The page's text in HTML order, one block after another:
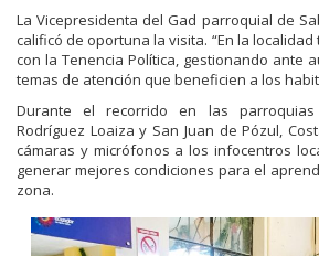
La Vicepresidenta del Gad parroquial de
calificó de oportuna la visita. “En la
con la Tenencia Política, gestionando ante
temas de atención que beneficien a los
Durante el recorrido en las parroquias
Rodríguez Loaiza y San Juan de Pózul,
cámaras y micrófonos a los infocentros
generar mejores condiciones para el
zona.